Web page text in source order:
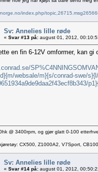
index.php/
Sv: Annelies lille røde
« Svar #13 på: august 01, 2012,
en fin 6-12V omformer, kan gi
websale/m}{s/conrad-swe/
@ 3400rpm, og gjør glatt 0-100
CX500, Z1000A2, V7Sport, CB100
Sv: Annelies lille røde
« Svar #14 på: august 01, 2012,